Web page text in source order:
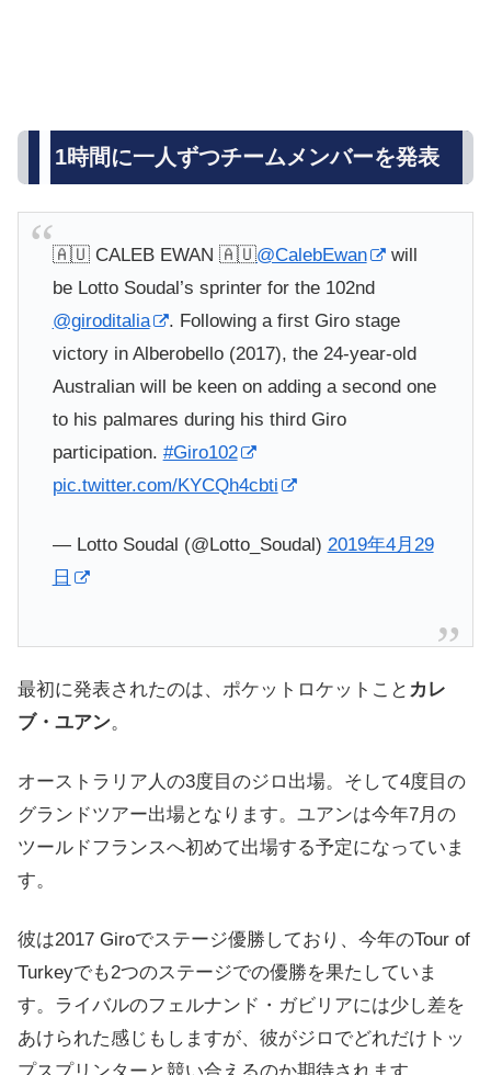
1時間に一人ずつチームメンバーを発表
🇦🇺 CALEB EWAN 🇦🇺@CalebEwan
will
be Lotto Soudal’s sprinter for the 102nd
@giroditalia
. Following a first Giro stage
victory in Alberobello (2017), the 24-year-old
Australian will be keen on adding a second one
to his palmares during his third Giro
participation. #Giro102
pic.twitter.com/KYCQh4cbti
— Lotto Soudal (@Lotto_Soudal) 2019年4月29
日
最初に発表されたのは、ポケットロケットこと カレ
ブ・ユアン。
オーストラリア人の3度目のジロ出場。そして4度目の
グランドツアー出場となります。ユアンは今年7月の
ツールドフランスへ初めて出場する予定になっていま
す。
彼は2017 Giroでステージ優勝しており、今年のTour of
Turkeyでも2つのステージでの優勝を果たしていま
す。ライバルのフェルナンド・ガビリアには少し差を
あけられた感じもしますが、彼がジロでどれだけトッ
プスプリンターと競い合えるのか期待されます。